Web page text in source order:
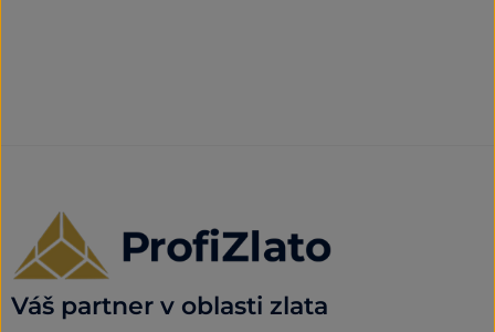
Váš partner v oblasti zlata